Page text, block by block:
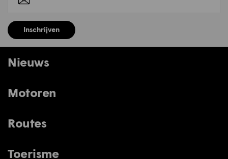
Inschrijven
Nieuws
Motoren
Routes
Toerisme